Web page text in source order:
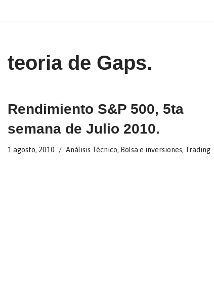
contenido
teoria de Gaps.
Rendimiento S&P 500, 5ta
semana de Julio 2010.
1 agosto, 2010 Análisis Técnico, Bolsa e inversiones, Trading